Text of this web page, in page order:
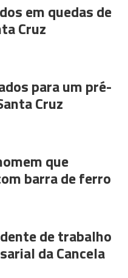
em quedas de
Cruz
para um pré-
Cruz
que
barra de ferro
de trabalho
da Cancela